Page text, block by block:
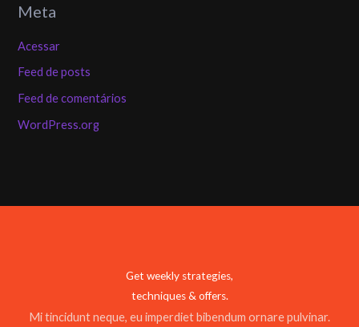
Meta
Acessar
Feed de posts
Feed de comentários
WordPress.org
Get weekly strategies,
techniques & offers.
Mi tincidunt neque, eu imperdiet bibendum ornare pulvinar.